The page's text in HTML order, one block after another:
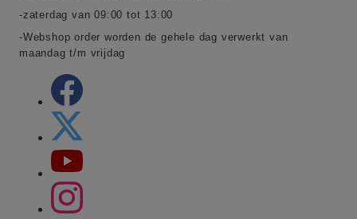
-zaterdag van 09:00 tot 13:00
-Webshop order worden de gehele dag verwerkt van
maandag t/m vrijdag